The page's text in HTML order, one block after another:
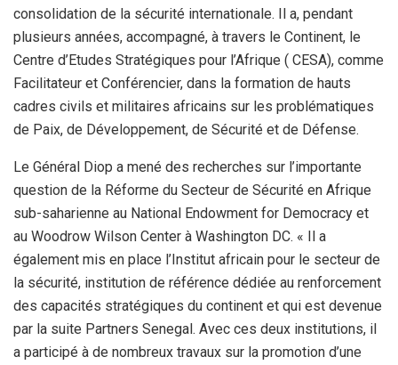
consolidation de la sécurité internationale. Il a, pendant
plusieurs années, accompagné, à travers le Continent, le
Centre d’Etudes Stratégiques pour l’Afrique ( CESA), comme
Facilitateur et Conférencier, dans la formation de hauts
cadres civils et militaires africains sur les problématiques
de Paix, de Développement, de Sécurité et de Défense.
Le Général Diop a mené des recherches sur l’importante
question de la Réforme du Secteur de Sécurité en Afrique
sub-saharienne au National Endowment for Democracy et
au Woodrow Wilson Center à Washington DC. « Il a
également mis en place l’Institut africain pour le secteur de
la sécurité, institution de référence dédiée au renforcement
des capacités stratégiques du continent et qui est devenue
par la suite Partners Senegal. Avec ces deux institutions, il
a participé à de nombreux travaux sur la promotion d’une